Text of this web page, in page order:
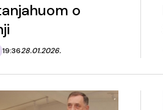
o
19:3628.01.2026.